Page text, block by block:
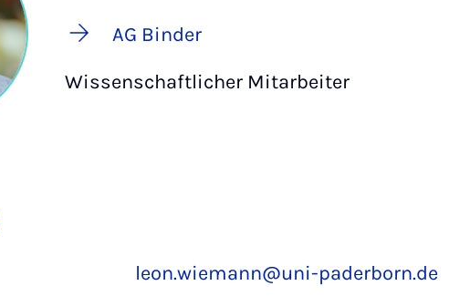
AG Binder
Wissenschaftlicher Mitarbeiter
leon.wiemann@uni-paderborn.de